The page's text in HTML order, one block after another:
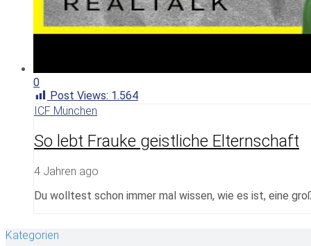
0
Post Views: 1.564
ICF München
So lebt Frauke geistliche Elternschaft
4 Jahren ago
Du wolltest schon immer mal wissen, wie es ist, eine
Kategorien